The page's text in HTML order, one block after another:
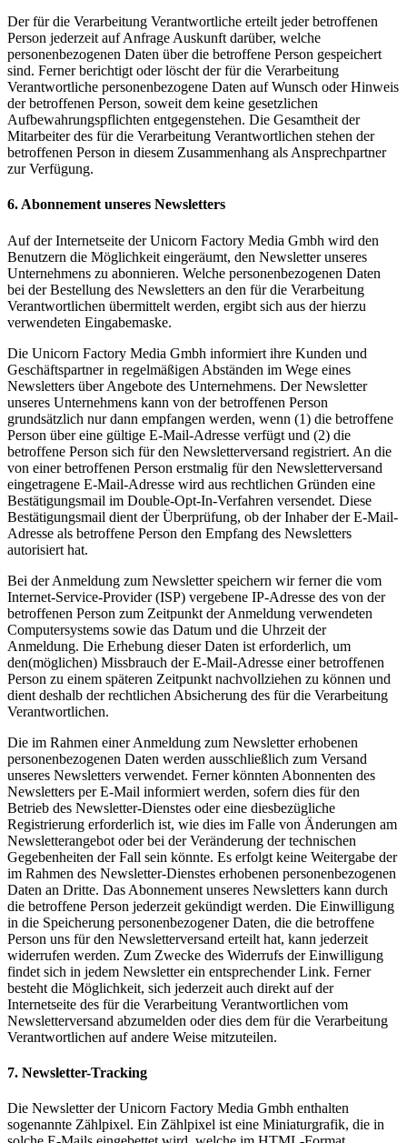
Der für die Verarbeitung Verantwortliche erteilt jeder betroffenen
Person jederzeit auf Anfrage Auskunft darüber, welche
personenbezogenen Daten über die betroffene Person gespeichert
sind. Ferner berichtigt oder löscht der für die Verarbeitung
Verantwortliche personenbezogene Daten auf Wunsch oder Hinweis
der betroffenen Person, soweit dem keine gesetzlichen
Aufbewahrungspflichten entgegenstehen. Die Gesamtheit der
Mitarbeiter des für die Verarbeitung Verantwortlichen stehen der
betroffenen Person in diesem Zusammenhang als Ansprechpartner
zur Verfügung.
6. Abonnement unseres Newsletters
Auf der Internetseite der Unicorn Factory Media Gmbh wird den
Benutzern die Möglichkeit eingeräumt, den Newsletter unseres
Unternehmens zu abonnieren. Welche personenbezogenen Daten
bei der Bestellung des Newsletters an den für die Verarbeitung
Verantwortlichen übermittelt werden, ergibt sich aus der hierzu
verwendeten Eingabemaske.
Die Unicorn Factory Media Gmbh informiert ihre Kunden und
Geschäftspartner in regelmäßigen Abständen im Wege eines
Newsletters über Angebote des Unternehmens. Der Newsletter
unseres Unternehmens kann von der betroffenen Person
grundsätzlich nur dann empfangen werden, wenn (1) die betroffene
Person über eine gültige E-Mail-Adresse verfügt und (2) die
betroffene Person sich für den Newsletterversand registriert. An die
von einer betroffenen Person erstmalig für den Newsletterversand
eingetragene E-Mail-Adresse wird aus rechtlichen Gründen eine
Bestätigungsmail im Double-Opt-In-Verfahren versendet. Diese
Bestätigungsmail dient der Überprüfung, ob der Inhaber der E-Mail-
Adresse als betroffene Person den Empfang des Newsletters
autorisiert hat.
Bei der Anmeldung zum Newsletter speichern wir ferner die vom
Internet-Service-Provider (ISP) vergebene IP-Adresse des von der
betroffenen Person zum Zeitpunkt der Anmeldung verwendeten
Computersystems sowie das Datum und die Uhrzeit der
Anmeldung. Die Erhebung dieser Daten ist erforderlich, um
den(möglichen) Missbrauch der E-Mail-Adresse einer betroffenen
Person zu einem späteren Zeitpunkt nachvollziehen zu können und
dient deshalb der rechtlichen Absicherung des für die Verarbeitung
Verantwortlichen.
Die im Rahmen einer Anmeldung zum Newsletter erhobenen
personenbezogenen Daten werden ausschließlich zum Versand
unseres Newsletters verwendet. Ferner könnten Abonnenten des
Newsletters per E-Mail informiert werden, sofern dies für den
Betrieb des Newsletter-Dienstes oder eine diesbezügliche
Registrierung erforderlich ist, wie dies im Falle von Änderungen am
Newsletterangebot oder bei der Veränderung der technischen
Gegebenheiten der Fall sein könnte. Es erfolgt keine Weitergabe der
im Rahmen des Newsletter-Dienstes erhobenen personenbezogenen
Daten an Dritte. Das Abonnement unseres Newsletters kann durch
die betroffene Person jederzeit gekündigt werden. Die Einwilligung
in die Speicherung personenbezogener Daten, die die betroffene
Person uns für den Newsletterversand erteilt hat, kann jederzeit
widerrufen werden. Zum Zwecke des Widerrufs der Einwilligung
findet sich in jedem Newsletter ein entsprechender Link. Ferner
besteht die Möglichkeit, sich jederzeit auch direkt auf der
Internetseite des für die Verarbeitung Verantwortlichen vom
Newsletterversand abzumelden oder dies dem für die Verarbeitung
Verantwortlichen auf andere Weise mitzuteilen.
7. Newsletter-Tracking
Die Newsletter der Unicorn Factory Media Gmbh enthalten
sogenannte Zählpixel. Ein Zählpixel ist eine Miniaturgrafik, die in